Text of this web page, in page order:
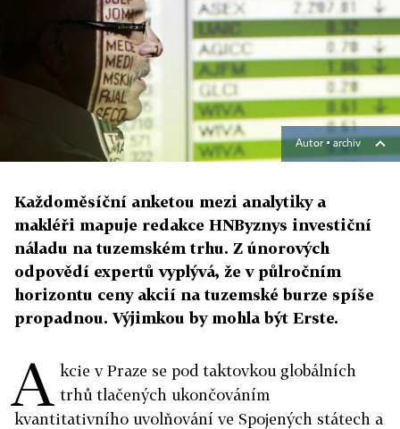
Autor ▪ archiv
Každoměsíční anketou mezi analytiky a
makléři mapuje redakce HNByznys investiční
náladu na tuzemském trhu. Z únorových
odpovědí expertů vyplývá, že v půlročním
horizontu ceny akcií na tuzemské burze spíše
propadnou. Výjimkou by mohla být Erste.
A kcie v Praze se pod taktovkou globálních
trhů tlačených ukončováním
kvantitativního uvolňování ve Spojených státech a